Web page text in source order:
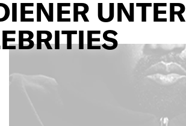
UNTER